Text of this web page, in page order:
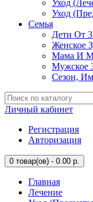
Уход
Уход
Семья
Дети От
Женское
Мама И
Мужское
Сезон,
Личный кабинет
Регистрация
Авторизация
0 товар(ов) - 0.00 р.
Главная
Лечение